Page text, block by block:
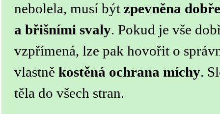
nebolela, musí být zpevněna
a břišními svaly. Pokud je vše
vzpřímená, lze pak hovořit o
vlastně kostěná ochrana míchy.
těla do všech stran.